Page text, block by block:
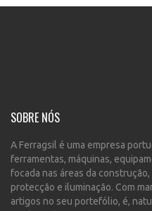
SOBRE NÓS
A Ferragsil é uma empresa
ferramentas, máquinas,
focada nas áreas da
protecção e iluminação. Com
artigos no seu portefólio, é,